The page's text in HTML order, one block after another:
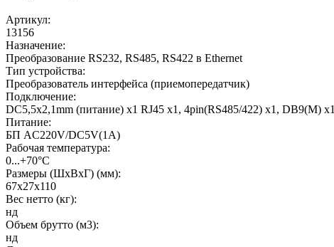
Артикул:
13156
Назначение:
Преобразование RS232, RS485, RS422 в Ethernet
Тип устройства:
Преобразователь интерфейса (приемопередатчик)
Подключение:
DC5,5x2,1mm (питание) x1 RJ45 x1, 4pin(RS485/422) x1, DB9(M) x1
Питание:
БП AC220V/DC5V(1A)
Рабочая температура:
0...+70°С
Размеры (ШхВхГ) (мм):
67х27х110
Вес нетто (кг):
нд
Объем брутто (м3):
нд